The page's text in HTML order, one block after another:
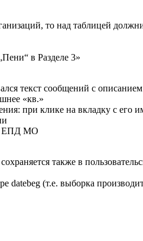
то над таблицей
в Разделе 3»
текст сообщений с
«кв.»
при клике на вкладку с его
ЕПД МО
также в
datebeg (т.е. выборка